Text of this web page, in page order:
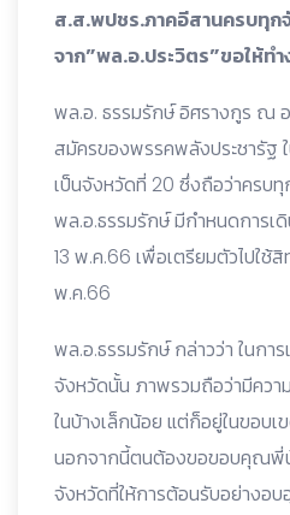
ส.ส.พปชร.ภาคอีสานครบทุก
จาก”พล.อ.ประวิตร”ขอให้ทำ
พล.อ. ธรรมรักษ์ อิศรางกูร ณ
สมัครของพรรคพลังประชารัฐ
เป็นจังหวัดที่ 20 ซึ่งถือว่าครบ
พล.อ.ธรรมรักษ์ มีกำหนดการเ
13 พ.ค.66 เพื่อเตรียมตัวไปใช้
พ.ค.66
พล.อ.ธรรมรักษ์ กล่าวว่า ในกา
จังหวัดนั้น ภาพรวมถือว่ามีควา
ในบ้างเล็กน้อย แต่ก็อยู่ในขอบเ
นอกจากนี้ตนต้องขอขอบคุณพี่น้
จังหวัดที่ให้การต้อนรับอย่างอ